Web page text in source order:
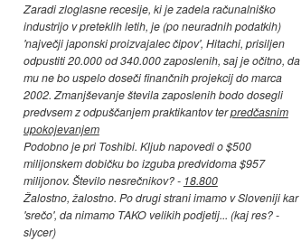
Zaradi zloglasne recesije, ki je zadela računalniško
industrijo v preteklih letih, je (po neuradnih podatkih)
'največji japonski proizvajalec čipov', Hitachi, prisiljen
odpustiti 20.000 od 340.000 zaposlenih, saj je očitno, da
mu ne bo uspelo doseči finančnih projekcij do marca
2002. Zmanjševanje števila zaposlenih bodo dosegli
predvsem z odpuščanjem praktikantov terpredčasnim
upokojevanjem
Podobno je pri Toshibi. Kljub napovedi o $500
milijonskem dobičku bo izguba predvidoma $957
milijonov. Število nesrečnikov? - 18.800
Žalostno, žalostno. Po drugi strani imamo v Sloveniji kar
'srečo', da nimamo TAKO velikih podjetij... (kaj res? -
slycer)